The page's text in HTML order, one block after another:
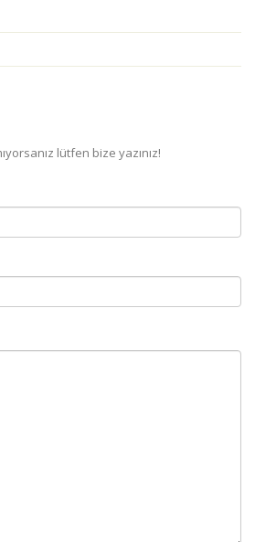
lütfen bize yazınız!